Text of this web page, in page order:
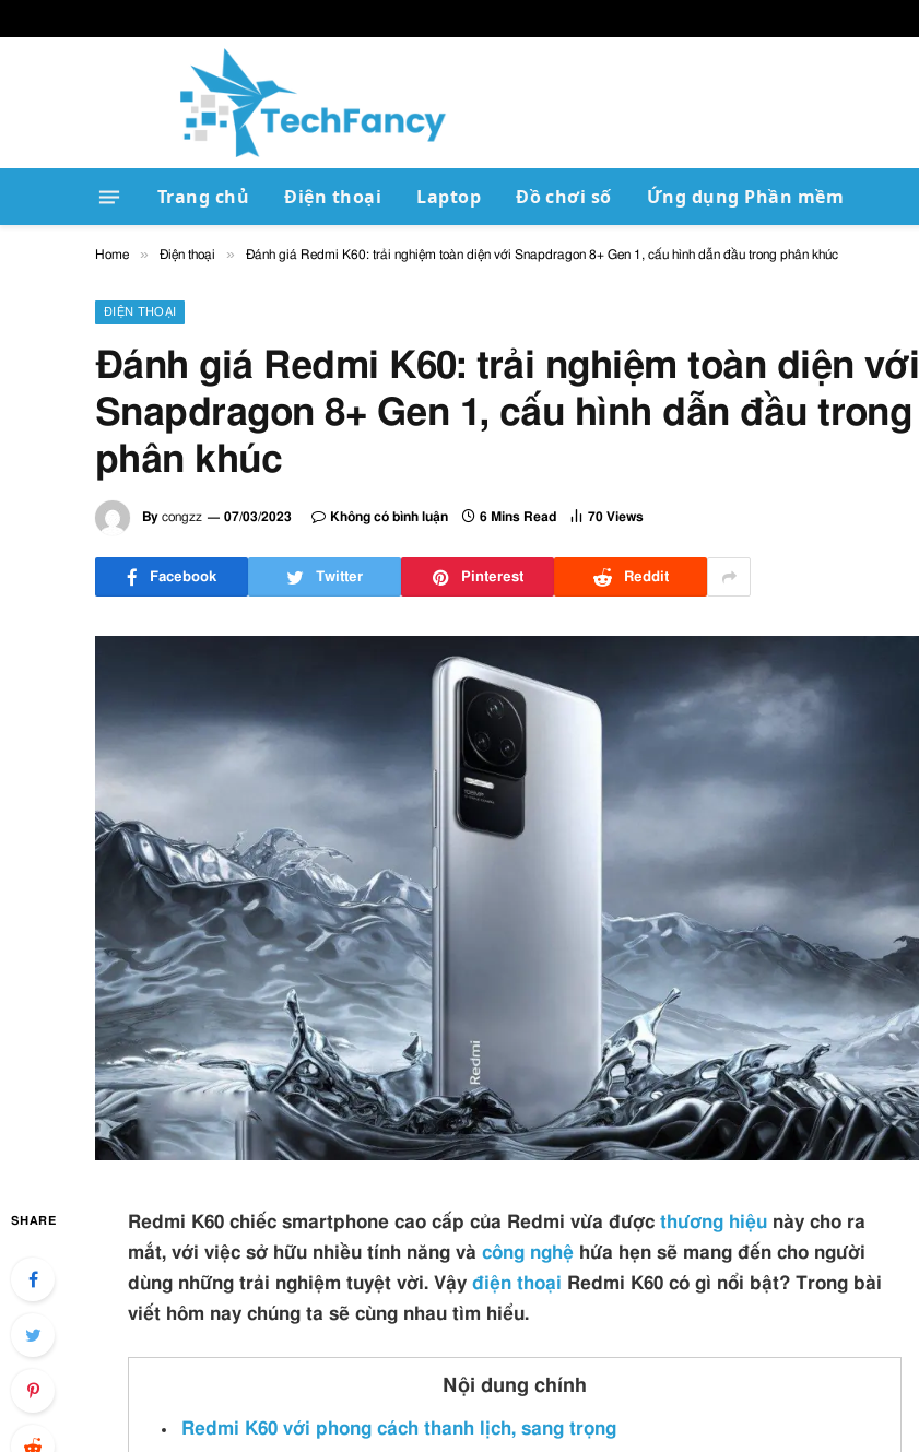
Trang chủ Điện thoại Laptop Đồ chơi số Ứng dụng Phần mềm
Home » Điện thoại » Đánh giá Redmi K60: trải nghiệm toàn diện với Snapdragon 8+ Gen 1, cấu hình dẫn đầu trong phân khúc
ĐIỆN THOẠI
Đánh giá Redmi K60: trải nghiệm toàn diện với
Snapdragon 8+ Gen 1, cấu hình dẫn đầu trong
phân khúc
By congzz 07/03/2023 Không có bình luận 6 Mins Read 70 Views
Facebook Twitter Pinterest Reddit
Redmi K60 chiếc smartphone cao cấp của Redmi vừa đượcthương hiệu này cho ra
mắt, với việc sở hữu nhiều tính năng vàcông nghệ hứa hẹn sẽ mang đến cho người
dùng những trải nghiệm tuyệt vời. Vậyđiện thoại Redmi K60 có gì nổi bật? Trong bài
viết hôm nay chúng ta sẽ cùng nhau tìm hiểu.
Nội dung chính
Redmi K60 với phong cách thanh lịch, sang trọng